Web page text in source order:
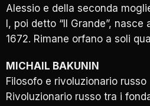
Alessio e della seconda
I, poi detto “Il Grande”,
1672. Rimane orfano a soli
MICHAIL BAKUNIN
Filosofo e rivoluzionario russo
Rivoluzionario russo tra i